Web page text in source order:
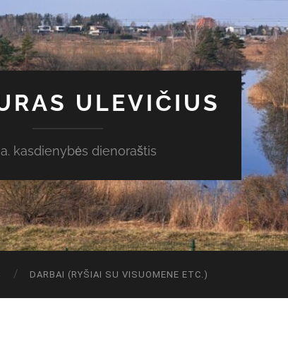
ULEVIČIUS
a. kasdienybės dienoraštis
DARBAI (RYŠIAI SU VISUOMENE ETC.)